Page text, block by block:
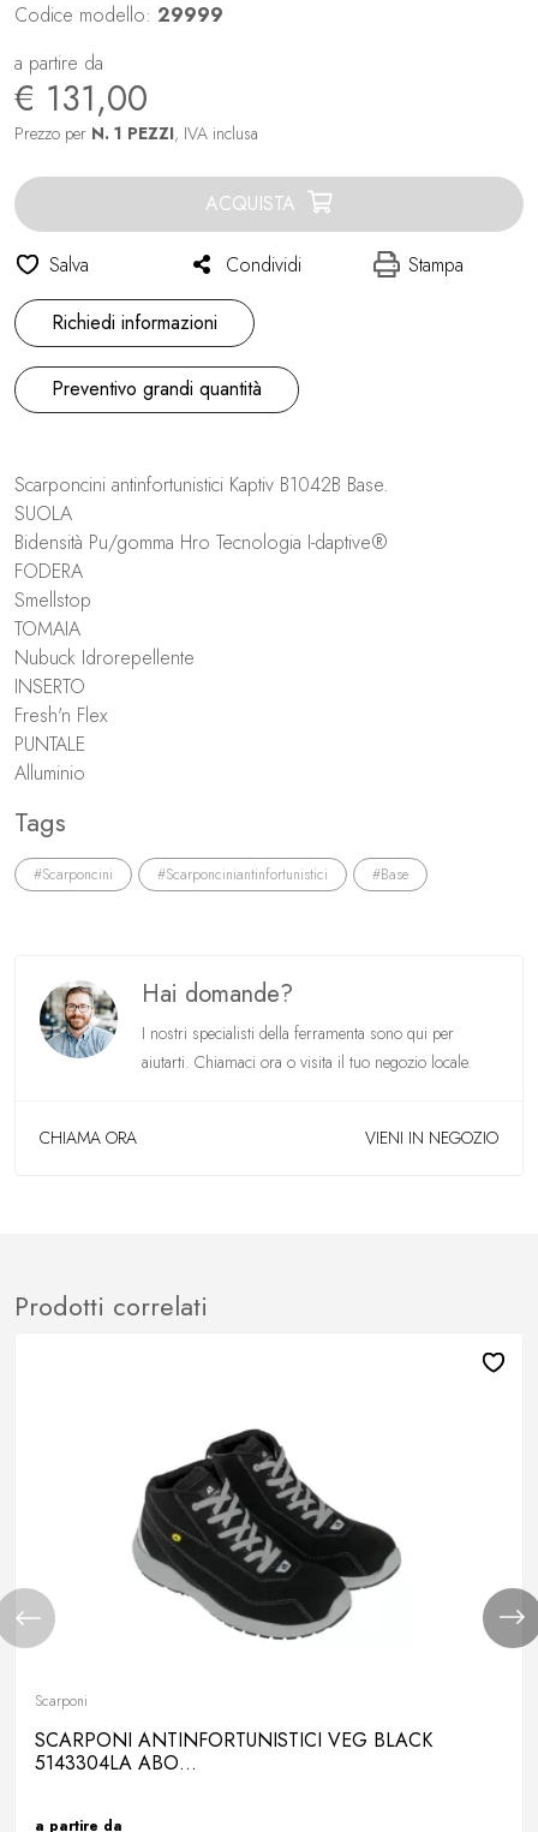
Codice modello: 29999
a partire da
€ 131,00
Prezzo per N. 1 PEZZI, IVA inclusa
ACQUISTA
Salva Condividi Stampa
Richiedi informazioni
Preventivo grandi quantità
Scarponcini antinfortunistici Kaptiv B1042B Base.
SUOLA
Bidensità Pu/gomma Hro Tecnologia I-daptive®
FODERA
Smellstop
TOMAIA
Nubuck Idrorepellente
INSERTO
Fresh'n Flex
PUNTALE
Alluminio
Tags
#Scarponcini #Scarponciniantinfortunistici #Base
Hai domande?
I nostri specialisti della ferramenta sono qui per
aiutarti. Chiamaci ora o visita il tuo negozio locale.
CHIAMA ORA VIENI IN NEGOZIO
Prodotti correlati
Scarponi
SCARPONI ANTINFORTUNISTICI VEG BLACK
5143304LA ABO...
a partire da